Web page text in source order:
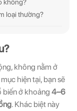
loại thường?
không nằm ở
hiện tại, bạn sẽ
biến ở khoảng 4–6
. Khác biệt này